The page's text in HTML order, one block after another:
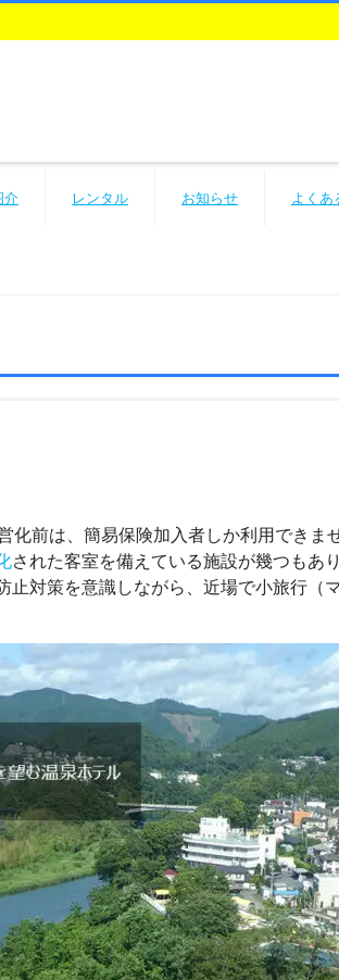
介 レンタル お知らせ よくあ
前は、簡易保険加入者しか利用でき
された客室を備えている施設が幾つもあ
対策を意識しながら、近場で小旅行